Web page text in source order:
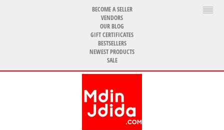
BECOME A SELLER
VENDORS
OUR BLOG
GIFT CERTIFICATES
BESTSELLERS
NEWEST PRODUCTS
SALE